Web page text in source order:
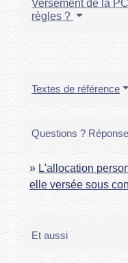
Versement de la
règles ?
Textes de référence
Questions ?
L'allocation
elle versée sous
Et aussi